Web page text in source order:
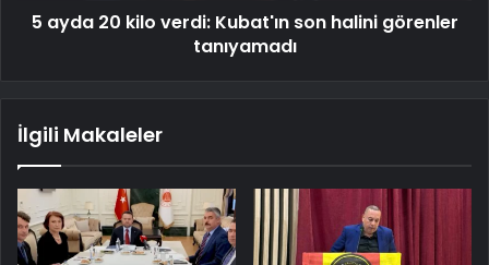
5 ayda 20 kilo verdi: Kubat'ın son halini görenler
tanıyamadı
İlgili Makaleler